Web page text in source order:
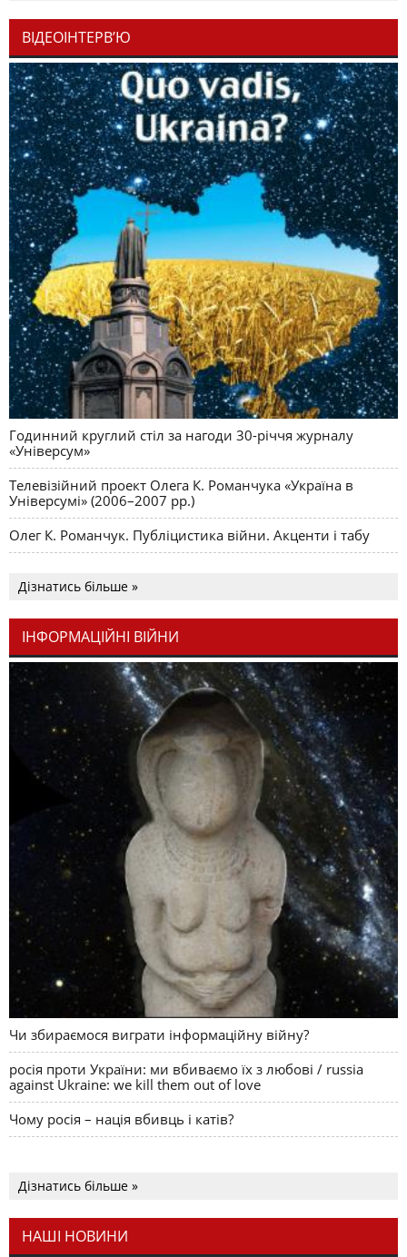
ВІДЕОІНТЕРВ’Ю
Годинний круглий стіл за нагоди 30-річчя журналу
«Універсум»
Телевізійний проект Олега К. Романчука «Україна в
Універсумі» (2006–2007 рр.)
Олег К. Романчук. Публіцистика війни. Акценти і табу
Дізнатись більше »
ІНФОРМАЦІЙНІ ВІЙНИ
Чи збираємося виграти інформаційну війну?
росія проти України: ми вбиваємо їх з любові / russia
against Ukraine: we kill them out of love
Чому росія – нація вбивць і катів?
Дізнатись більше »
НАШІ НОВИНИ